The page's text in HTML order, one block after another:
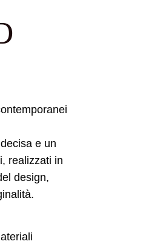
e un
realizzati in
design,